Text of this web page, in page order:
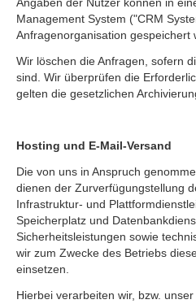
Angaben der Nutzer können in
Management System ("CRM
Anfragenorganisation gespeichert
Wir löschen die Anfragen, sofern
sind. Wir überprüfen die
gelten die gesetzlichen
Hosting und E-Mail-Versand
Die von uns in Anspruch
dienen der Zurverfügungstellung
Infrastruktur- und
Speicherplatz und
Sicherheitsleistungen sowie
wir zum Zwecke des Betriebs
einsetzen.
Hierbei verarbeiten wir, bzw.